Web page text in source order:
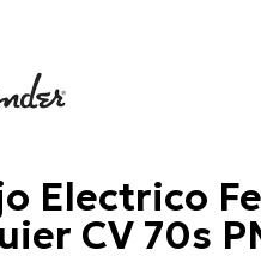
Electrico
CV 70s